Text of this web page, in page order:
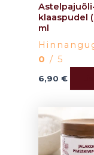
klaaspudel
ml
0 / 5
6,90 €